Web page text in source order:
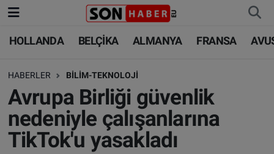
HOLLANDA BELÇİKA ALMANYA FRANSA
HABERLER BİLİM-TEKNOLOJİ
Avrupa Birliği güvenlik
nedeniyle çalışanlarına
TikTok'u yasakladı
HOLLANDA
BELÇİKA
ALMANYA
FRANSA
HOLLANDA
BELÇİKA
ALMANYA
TÜRKİYE
Nöbetçi Eczaneler
Hava Durumu
Trafik Durumu
Süper Lig Puan Durumu ve Fikstür